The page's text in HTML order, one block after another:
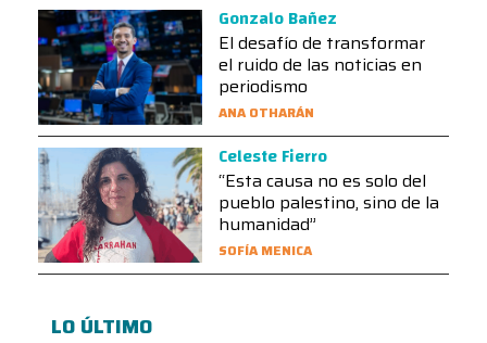
Gonzalo Bañez
El desafío de transformar
el ruido de las noticias en
periodismo
ANA OTHARÁN
Celeste Fierro
“Esta causa no es solo del
pueblo palestino, sino de la
humanidad”
SOFÍA MENICA
LO ÚLTIMO